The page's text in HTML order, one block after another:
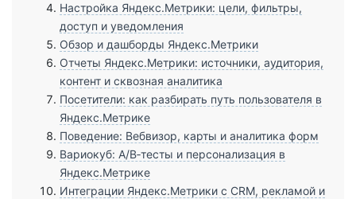
Настройка Яндекс.Метрики: цели, фильтры,
доступ и уведомления
Обзор и дашборды Яндекс.Метрики
Отчеты Яндекс.Метрики: источники, аудитория,
контент и сквозная аналитика
Посетители: как разбирать путь пользователя в
Яндекс.Метрике
Поведение: Вебвизор, карты и аналитика форм
Вариокуб: A/B‑тесты и персонализация в
Яндекс.Метрике
Интеграции Яндекс.Метрики с CRM, рекламой и